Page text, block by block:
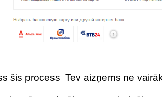
šis process Tev aizņems ne